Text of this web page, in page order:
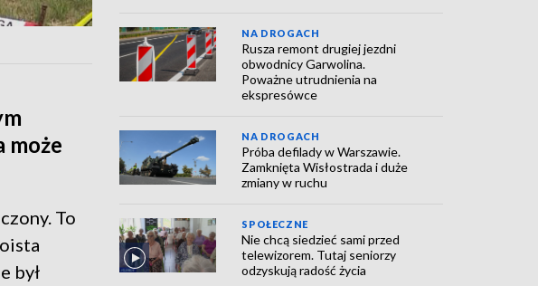
może
To
był
NA DROGACH
Rusza remont drugiej jezdni
obwodnicy Garwolina.
Poważne utrudnienia na
ekspresówce
NA DROGACH
Próba defilady w Warszawie.
Zamknięta Wisłostrada i duże
zmiany w ruchu
SPOŁECZNE
Nie chcą siedzieć sami przed
telewizorem. Tutaj seniorzy
odzyskują radość życia